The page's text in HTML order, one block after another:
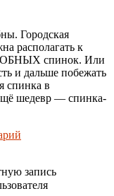
Городская
располагать к
спинок. Или
и дальше побежать
спинка в
шедевр — спинка-
запись